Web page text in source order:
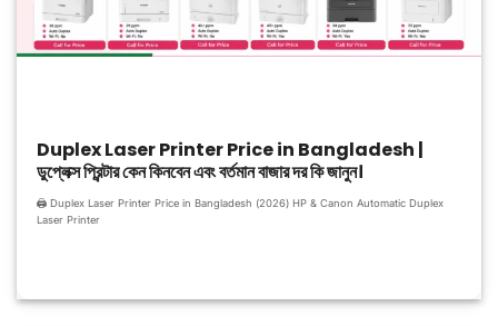
Duplex Laser Printer Price in Bangladesh |
ডুপ্লেক্স প্রিন্টার কেন কিনবেন এবং বর্তমান বাজার দর কি জানুন।
🖨️ Duplex Laser Printer Price in Bangladesh (2026) HP & Canon Automatic Duplex
Laser Printer